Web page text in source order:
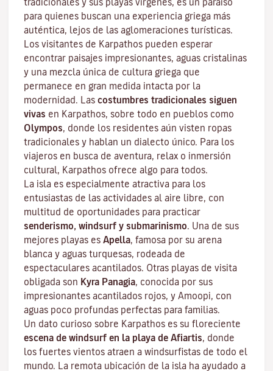
tradicionales y sus playas vírgenes, es un paraíso
para quienes buscan una experiencia griega más
auténtica, lejos de las aglomeraciones turísticas.
Los visitantes de Karpathos pueden esperar
encontrar paisajes impresionantes, aguas cristalinas
y una mezcla única de cultura griega que
permanece en gran medida intacta por la
modernidad. Las costumbres tradicionales siguen
vivas en Karpathos, sobre todo en pueblos como
Olympos, donde los residentes aún visten ropas
tradicionales y hablan un dialecto único. Para los
viajeros en busca de aventura, relax o inmersión
cultural, Karpathos ofrece algo para todos.
La isla es especialmente atractiva para los
entusiastas de las actividades al aire libre, con
multitud de oportunidades para practicar
senderismo, windsurf y submarinismo. Una de sus
mejores playas es Apella, famosa por su arena
blanca y aguas turquesas, rodeada de
espectaculares acantilados. Otras playas de visita
obligada son Kyra Panagia, conocida por sus
impresionantes acantilados rojos, y Amoopi, con
aguas poco profundas perfectas para familias.
Un dato curioso sobre Karpathos es su floreciente
escena de windsurf en la playa de Afiartis, donde
los fuertes vientos atraen a windsurfistas de todo el
mundo. La remota ubicación de la isla ha ayudado a